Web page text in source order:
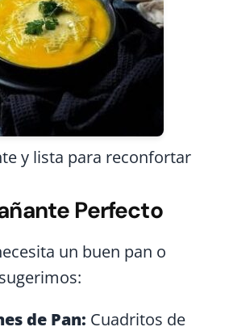
y lista para reconfortar
Perfecto
un buen pan o
de Pan: Cuadritos de